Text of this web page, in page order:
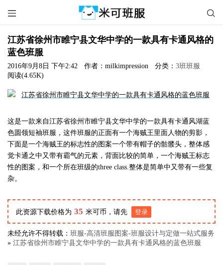
 
江苏省徐州市睢宁县文华中学的一款具有卡通风格的
蓝色班服
2016年9月8日 下午2:42 作者：milkimpression 分类： 3班班服
阅读(4.65K)
这是一款来自江苏省徐州市睢宁县文华中学的一款具有卡通风湖蓝
色圆领短袖班服，这件班服的正面有一个海贼王里面人物的剪影，
下面是一个海贼王的标志性的图案一个带有帽子的骷髅头，整体感
觉卡通之中又带有霸气的元素，背面比较的简单，一个海贼王标志
性的图案，和一个所在班级的three class.整体是简单中又带有一些复
杂。
此资源下载价格为 35 米可币，请先 登录
未经允许不得转载： 班服-高清班服图案-班服设计与定做一站式服务
» 江苏省徐州市睢宁县文华中学的一款具有卡通风格的蓝色班服